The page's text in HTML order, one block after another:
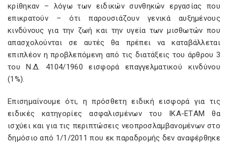
κρίθηκαν – λόγω των ειδικών συνθηκών εργασίας που
επικρατούν – ότι παρουσιάζουν γενικά αυξημένους
κινδύνους για την ζωή και την υγεία των μισθωτών που
απασχολούνται σε αυτές θα πρέπει να καταβάλλεται
επιπλέον η προβλεπόμενη από τις διατάξεις του άρθρου 3
του Ν.Δ. 4104/1960 εισφορά επαγγελματικού κινδύνου
(1%).
Επισημαίνουμε ότι, η πρόσθετη ειδική εισφορά για τις
ειδικές κατηγορίες ασφαλισμένων του IΚΑ-ΕTΑΜ θα
ισχύει και για τις περιπτώσεις νεοπροσλαμβανομένων στο
δημόσιο από 1/1/2011 που εκ παραδρομής δεν αναφέρθηκε